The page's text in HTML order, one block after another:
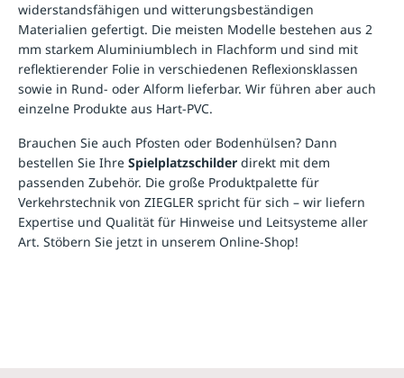
widerstandsfähigen und witterungsbeständigen
Materialien gefertigt. Die meisten Modelle bestehen aus 2
mm starkem Aluminiumblech in Flachform und sind mit
reflektierender Folie in verschiedenen Reflexionsklassen
sowie in Rund- oder Alform lieferbar. Wir führen aber auch
einzelne Produkte aus Hart-PVC.
Brauchen Sie auch Pfosten oder Bodenhülsen? Dann
bestellen Sie Ihre Spielplatzschilder direkt mit dem
passenden Zubehör. Die große Produktpalette für
Verkehrstechnik von ZIEGLER spricht für sich – wir liefern
Expertise und Qualität für Hinweise und Leitsysteme aller
Art. Stöbern Sie jetzt in unserem Online-Shop!